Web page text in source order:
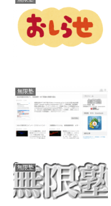
無限塾
無限塾